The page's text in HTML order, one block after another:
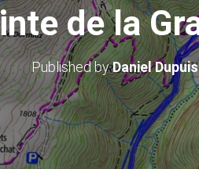
de la
Published byDaniel Dupuis